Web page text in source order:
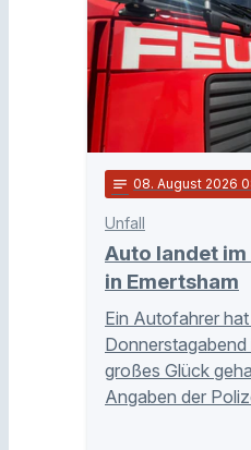
notes 08. August 2026
Unfall
Auto landet
in Emertsham
Ein Autofahrer
Donnerstagabend
großes Glück
Angaben der